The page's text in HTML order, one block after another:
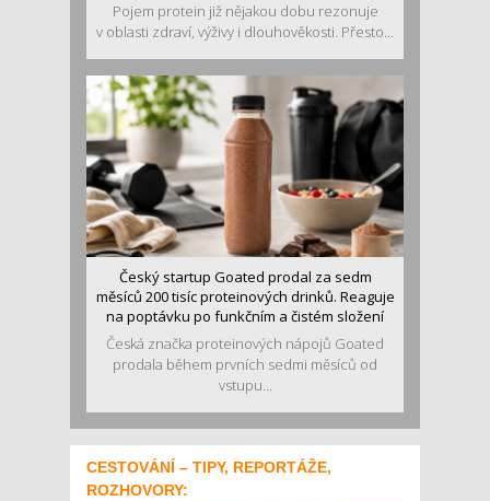
Pojem protein již nějakou dobu rezonuje
v oblasti zdraví, výživy i dlouhověkosti. Přesto...
Český startup Goated prodal za sedm
měsíců 200 tisíc proteinových drinků. Reaguje
na poptávku po funkčním a čistém složení
Česká značka proteinových nápojů Goated
prodala během prvních sedmi měsíců od
vstupu...
CESTOVÁNÍ – TIPY, REPORTÁŽE,
ROZHOVORY: